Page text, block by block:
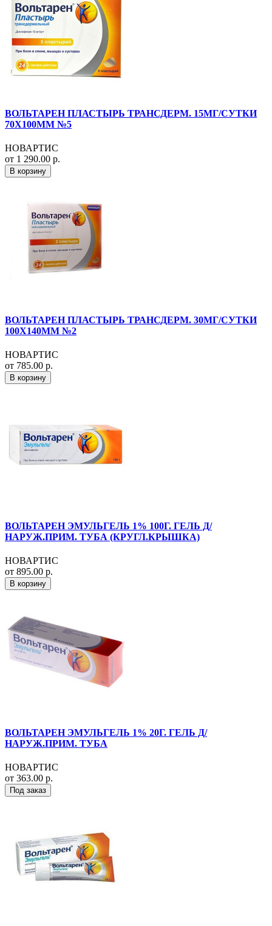
ВОЛЬТАРЕН ПЛАСТЫРЬ ТРАНСДЕРМ. 15МГ/СУТКИ
70Х100ММ №5
НОВАРТИС
от 1 290.00 р.
В корзину
ВОЛЬТАРЕН ПЛАСТЫРЬ ТРАНСДЕРМ. 30МГ/СУТКИ
100Х140ММ №2
НОВАРТИС
от 785.00 р.
В корзину
ВОЛЬТАРЕН ЭМУЛЬГЕЛЬ 1% 100Г. ГЕЛЬ Д/
НАРУЖ.ПРИМ. ТУБА (КРУГЛ.КРЫШКА)
НОВАРТИС
от 895.00 р.
В корзину
ВОЛЬТАРЕН ЭМУЛЬГЕЛЬ 1% 20Г. ГЕЛЬ Д/
НАРУЖ.ПРИМ. ТУБА
НОВАРТИС
от 363.00 р.
Под заказ